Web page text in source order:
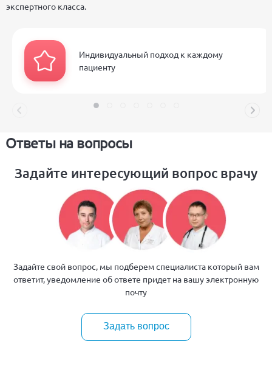
Ответы на вопросы
Задайте интересующий вопрос врачу
Задайте свой вопрос, мы подберем специалиста который вам
ответит, уведомление об ответе придет на вашу электронную
почту
Задать вопрос
экспертного класса.
Индивидуальный подход к каждому
пациенту